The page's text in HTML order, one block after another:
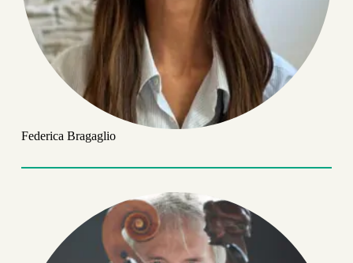
Federica Bragaglio